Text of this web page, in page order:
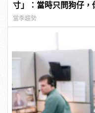
寸」：當時只問狗仔，
當季趨勢